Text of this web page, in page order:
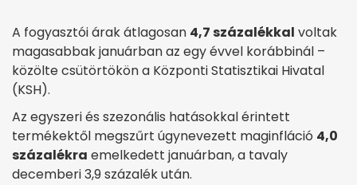
A fogyasztói árak átlagosan 4,7 százalékkal voltak
magasabbak januárban az egy évvel korábbinál –
közölte csütörtökön a Központi Statisztikai Hivatal
(KSH).
Az egyszeri és szezonális hatásokkal érintett
termékektől megszűrt úgynevezett maginfláció 4,0
százalékra emelkedett januárban, a tavaly
decemberi 3,9 százalék után.